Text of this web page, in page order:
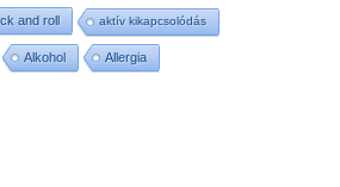
and roll aktív kikapcsolódás
Alkohol Allergia